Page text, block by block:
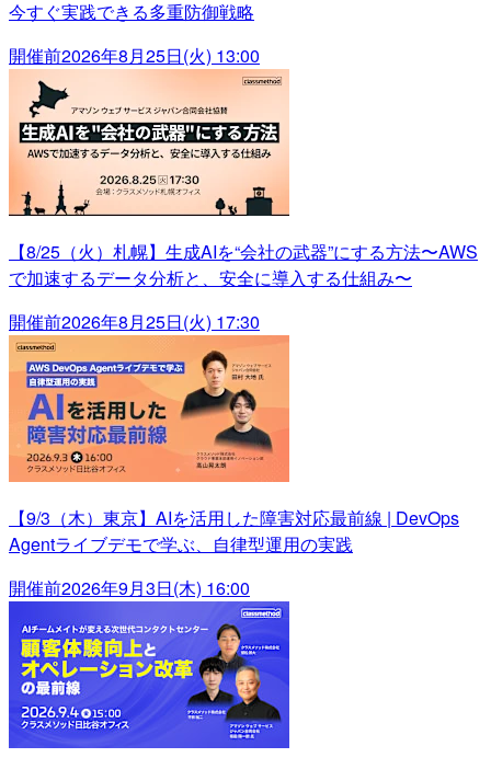
今すぐ実践できる多重防御戦略
開催前2026年8月25日(火) 13:00
【8/25（火）札幌】生成AIを“会社の武器”にする方法〜AWS
で加速するデータ分析と、安全に導入する仕組み〜
開催前2026年8月25日(火) 17:30
【9/3（木）東京】AIを活用した障害対応最前線 | DevOps
Agentライブデモで学ぶ、自律型運用の実践
開催前2026年9月3日(木) 16:00